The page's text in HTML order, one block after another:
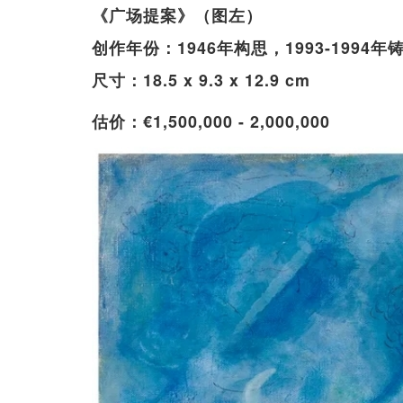
《广场提案》（图左）
创作年份：1946年构思，1993-1994年
尺寸：18.5 x 9.3 x 12.9 cm
估价：€1,500,000 - 2,000,000